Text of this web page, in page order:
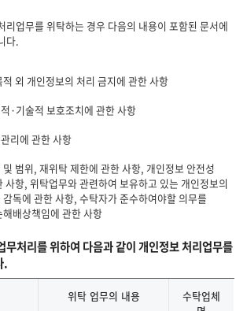
리업무를 위탁하는 경우 다음의 내용이 포함된 문서에
다.
외 개인정보의 처리 금지에 관한 사항
·기술적 보호조치에 관한 사항
리에 관한 사항
범위, 재위탁 제한에 관한 사항, 개인정보 안전성
사항, 위탁업무와 관련하여 보유하고 있는 개인정보의
독에 관한 사항, 수탁자가 준수하여야할 의무를
배상책임에 관한 사항
무처리를 위하여 다음과 같이 개인정보 처리업무를
.
위탁 업무의 내용
수탁업체